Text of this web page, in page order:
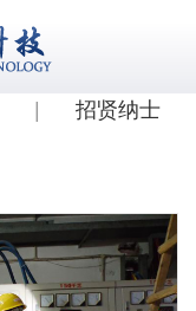
| 招贤纳士